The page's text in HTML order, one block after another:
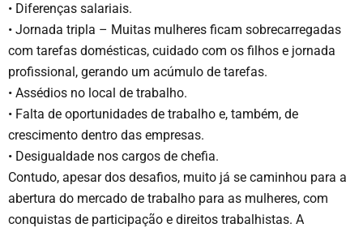
• Diferenças salariais.
• Jornada tripla – Muitas mulheres ficam sobrecarregadas
com tarefas domésticas, cuidado com os filhos e jornada
profissional, gerando um acúmulo de tarefas.
• Assédios no local de trabalho.
• Falta de oportunidades de trabalho e, também, de
crescimento dentro das empresas.
• Desigualdade nos cargos de chefia.
Contudo, apesar dos desafios, muito já se caminhou para a
abertura do mercado de trabalho para as mulheres, com
conquistas de participação e direitos trabalhistas. A